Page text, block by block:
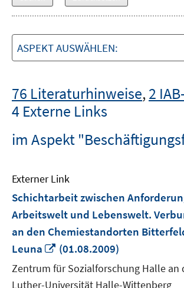
ASPEKT AUSWÄHLEN:
76 Literaturhinweise,2
4 Externe Links
im Aspekt
Externer Link
Schichtarbeit zwischen
Arbeitswelt und Lebenswelt.
an den Chemiestandorten
Leuna
In
neuem
Fenster
(01.08.2009)
Zentrum für Sozialforschung Halle an
Luther-Universität Halle-Wittenberg